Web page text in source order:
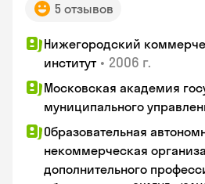
5 отзывов
Нижегородский
институт • 2006 г.
Московская академия
муниципального
Образовательная
некоммерческая
дополнительного